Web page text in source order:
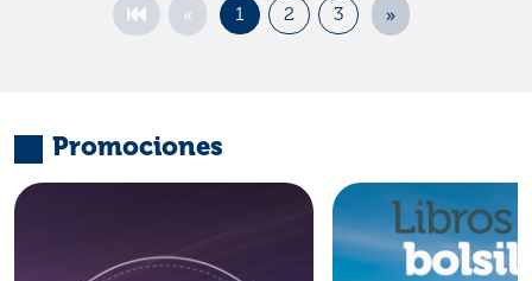
« 1 2 3 »
Promociones